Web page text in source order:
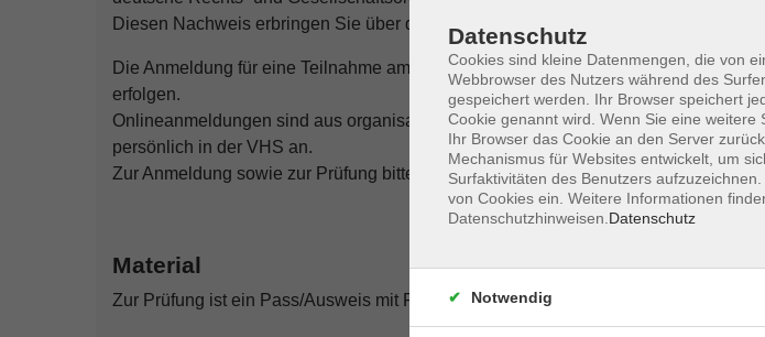
Diesen Nachweis erbringen Sie über den Einbürgerungstest, den Sie bei der VHS
Die Anmeldung für eine Teilnahme am Einbürgerungstest muss bis spätestens zum
erfolgen.
Onlineanmeldungen sind aus organisatorischen Gründen nicht möglich, bitte
persönlich in der VHS an.
Zur Anmeldung sowie zur Prüfung bitte einen Pass / Ausweis mit Foto mitbringen!
Material
Zur Prüfung ist ein Pass/Ausweis mit Foto erforderlich!
Datenschutz
Cookies sind kleine Datenmengen, die von
Webbrowser des Nutzers während des
gespeichert werden. Ihr Browser speichert
Cookie genannt wird. Wenn Sie eine
Ihr Browser das Cookie an den Server
Mechanismus für Websites entwickelt, um
Surfaktivitäten des Benutzers
von Cookies ein. Weitere Informationen
Datenschutzhinweisen. Datenschutz
Notwendig